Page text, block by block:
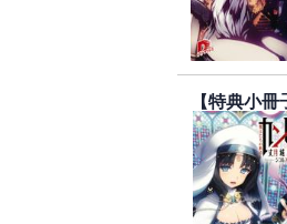
【特典小